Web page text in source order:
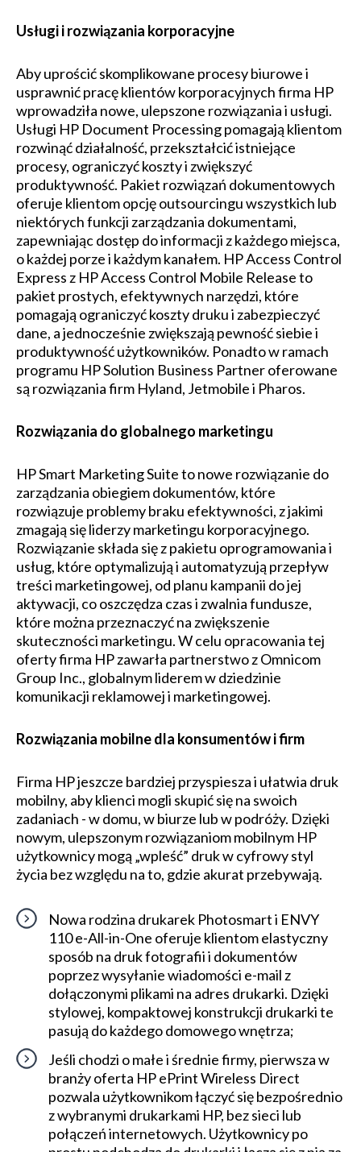
Usługi i rozwiązania korporacyjne
Aby uprościć skomplikowane procesy biurowe i
usprawnić pracę klientów korporacyjnych firma HP
wprowadziła nowe, ulepszone rozwiązania i usługi.
Usługi HP Document Processing pomagają klientom
rozwinąć działalność, przekształcić istniejące
procesy, ograniczyć koszty i zwiększyć
produktywność. Pakiet rozwiązań dokumentowych
oferuje klientom opcję outsourcingu wszystkich lub
niektórych funkcji zarządzania dokumentami,
zapewniając dostęp do informacji z każdego miejsca,
o każdej porze i każdym kanałem. HP Access Control
Express z HP Access Control Mobile Release to
pakiet prostych, efektywnych narzędzi, które
pomagają ograniczyć koszty druku i zabezpieczyć
dane, a jednocześnie zwiększają pewność siebie i
produktywność użytkowników. Ponadto w ramach
programu HP Solution Business Partner oferowane
są rozwiązania firm Hyland, Jetmobile i Pharos.
Rozwiązania do globalnego marketingu
HP Smart Marketing Suite to nowe rozwiązanie do
zarządzania obiegiem dokumentów, które
rozwiązuje problemy braku efektywności, z jakimi
zmagają się liderzy marketingu korporacyjnego.
Rozwiązanie składa się z pakietu oprogramowania i
usług, które optymalizują i automatyzują przepływ
treści marketingowej, od planu kampanii do jej
aktywacji, co oszczędza czas i zwalnia fundusze,
które można przeznaczyć na zwiększenie
skuteczności marketingu. W celu opracowania tej
oferty firma HP zawarła partnerstwo z Omnicom
Group Inc., globalnym liderem w dziedzinie
komunikacji reklamowej i marketingowej.
Rozwiązania mobilne dla konsumentów i firm
Firma HP jeszcze bardziej przyspiesza i ułatwia druk
mobilny, aby klienci mogli skupić się na swoich
zadaniach - w domu, w biurze lub w podróży. Dzięki
nowym, ulepszonym rozwiązaniom mobilnym HP
użytkownicy mogą „wpleść” druk w cyfrowy styl
życia bez względu na to, gdzie akurat przebywają.
Nowa rodzina drukarek Photosmart i ENVY
110 e-All-in-One oferuje klientom elastyczny
sposób na druk fotografii i dokumentów
poprzez wysyłanie wiadomości e-mail z
dołączonymi plikami na adres drukarki. Dzięki
stylowej, kompaktowej konstrukcji drukarki te
pasują do każdego domowego wnętrza;
Jeśli chodzi o małe i średnie firmy, pierwsza w
branży oferta HP ePrint Wireless Direct
pozwala użytkownikom łączyć się bezpośrednio
z wybranymi drukarkami HP, bez sieci lub
połączeń internetowych. Użytkownicy po